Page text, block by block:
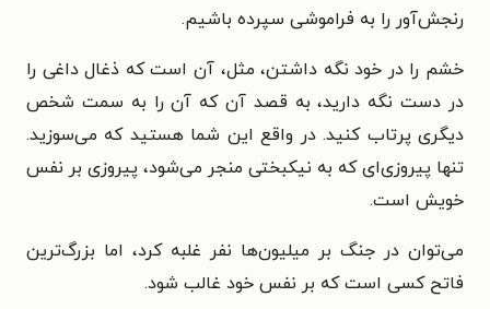
رنجش‌آور را به فراموشی سپرده باشیم.
خشم را در خود نگه داشتن، مثل، آن است که ذغال داغی را
در دست نگه دارید، به قصد آن که آن را به سمت شخص
دیگری پرتاب کنید. در واقع این شما هستید که می‌سوزید.
تنها پیروزی‌ای که به نیکبختی منجر می‌شود، پیروزی بر نفس
خویش است.
می‌توان در جنگ بر میلیون‌ها نفر غلبه کرد، اما بزرگ‌ترین
فاتح کسی است که بر نفس خود غالب شود.